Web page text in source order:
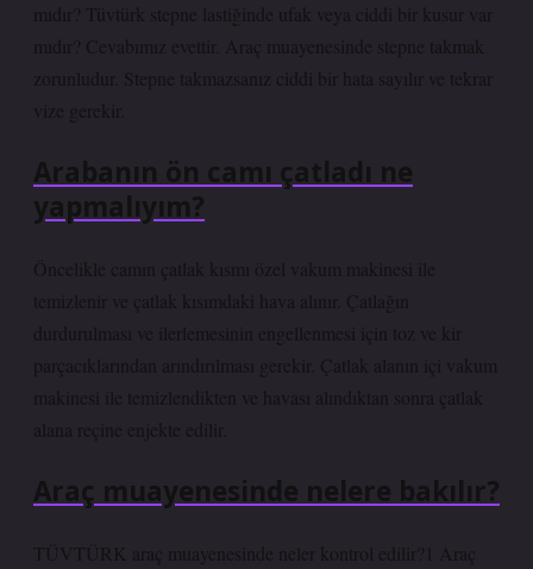
mıdır? Tüvtürk stepne lastiğinde ufak veya ciddi bir kusur var
mıdır? Cevabımız evettir. Araç muayenesinde stepne takmak
zorunludur. Stepne takmazsanız ciddi bir hata sayılır ve tekrar
vize gerekir.
Arabanın ön camı çatladı ne
yapmalıyım?
Öncelikle camın çatlak kısmı özel vakum makinesi ile
temizlenir ve çatlak kısımdaki hava alınır. Çatlağın
durdurulması ve ilerlemesinin engellenmesi için toz ve kir
parçacıklarından arındırılması gerekir. Çatlak alanın içi vakum
makinesi ile temizlendikten ve havası alındıktan sonra çatlak
alana reçine enjekte edilir.
Araç muayenesinde nelere bakılır?
TÜVTÜRK araç muayenesinde neler kontrol edilir?1 Araç